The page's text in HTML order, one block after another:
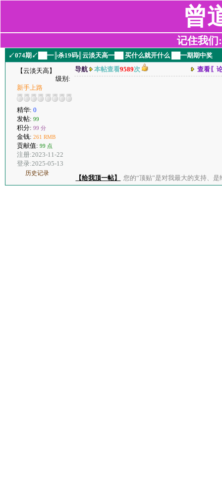
曾
记住我们
↙074期↙██━╠杀19码╣云淡天高━██ 买什么就开什么 ██━期期中奖
【云淡天高】
级别:
新手上路
精华: 0
发帖: 99
积分: 99 分
金钱: 261 RMB
贡献值: 99 点
注册:2023-11-22
登录:2025-05-13
历史记录
导航 本帖查看9589次 查看〖
【给我顶一帖】 您的“顶贴”是对我最大的支持、